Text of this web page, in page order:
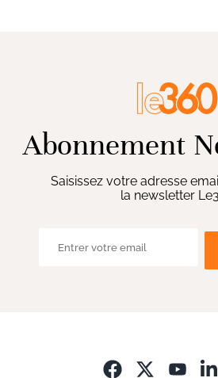
Abonnement
Saisissez votre adresse
la newsletter